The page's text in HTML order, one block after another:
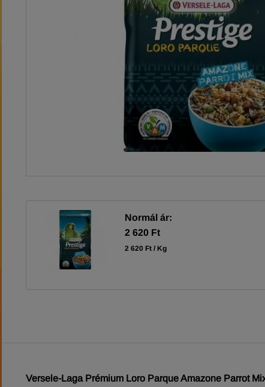
Normál ár:
2 620 Ft
2 620 Ft / Kg
Versele-Laga Prémium Loro Parque Amazone Parrot